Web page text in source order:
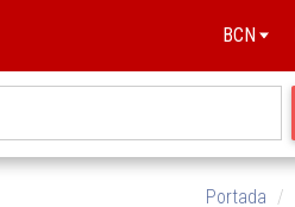
BCN
Portada